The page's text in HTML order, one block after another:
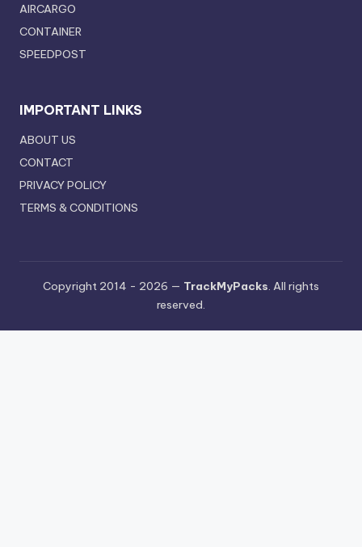
AIRCARGO
CONTAINER
SPEEDPOST
IMPORTANT LINKS
ABOUT US
CONTACT
PRIVACY POLICY
TERMS & CONDITIONS
Copyright 2014 - 2026 — TrackMyPacks . All rights
reserved.